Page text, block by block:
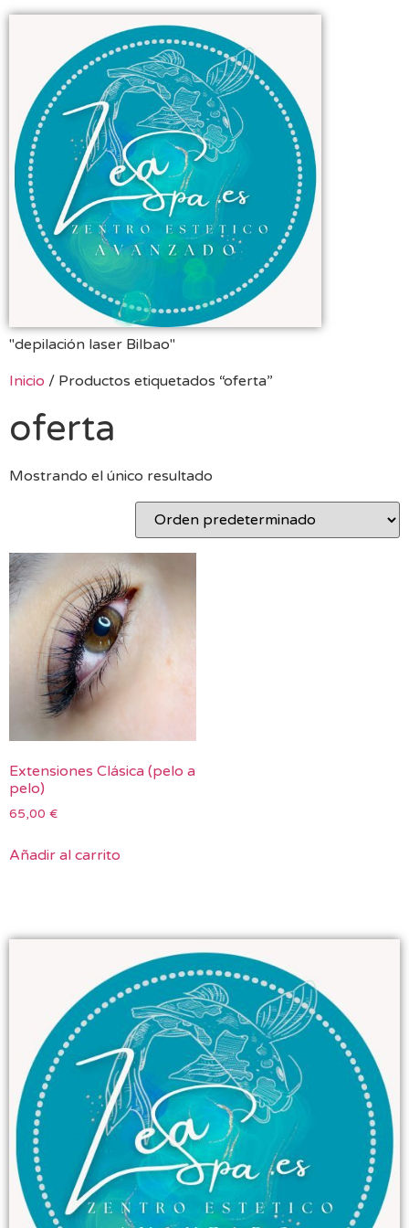
"depilación laser Bilbao"
Inicio / Productos etiquetados “oferta”
oferta
Mostrando el único resultado
Extensiones Clásica (pelo a
pelo)
65,00 €
Añadir al carrito